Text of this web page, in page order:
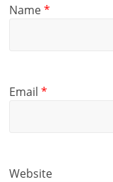
Name*
Email*
Website